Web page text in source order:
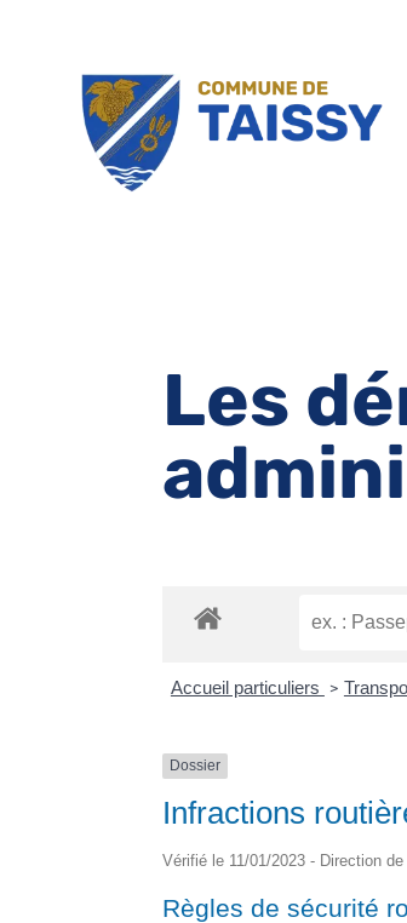
Les
Accueil particuliers >
Dossier
Infractions
Vérifié le 11/01/2023 - Direction
Règles de sécurité